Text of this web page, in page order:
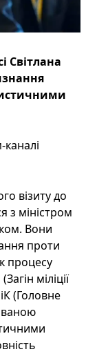
Світлана
візиту до
з міністром
Вони
проти
процесу
міліції
(Головне